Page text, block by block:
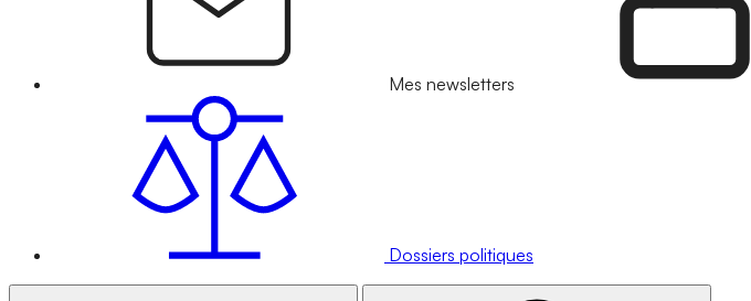
Mes newsletters
Dossiers politiques